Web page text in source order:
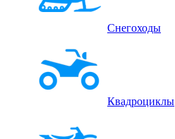
Снегоходы
Квадроциклы